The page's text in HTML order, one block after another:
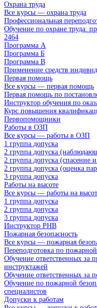
Охрана труда
Все курсы — охрана труда
Профессиональная
Обучение по охране труда:
2464
Программа А
Программа Б
Программа В
Применение средств
Первая помощь
Все курсы — первая помощь
Первая помощь по
Инструктор обучения по
Курс повышения
Первопомощники
Работы в ОЗП
Все курсы — работы в ОЗП
1 группа допуска
2 группа допуска
2 группа допуска
2 группа допуска (оценка
3 группа допуска
Работы на высоте
Все курсы — работы на
1 группа допуска
2 группа допуска
3 группа допуска
Инструктор РНВ
Пожарная безопасность
Все курсы — пожарная
Переподготовка по пожарной
Обучение ответственных за
инструктажей
Обучение ответственных за
Обучение по пожарной
специалистов
Допуски к работам